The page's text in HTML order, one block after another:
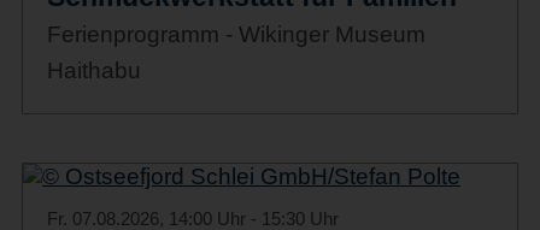
Ferienprogramm - Wikinger Museum
Haithabu
Fr. 07.08.2026, 14:00 Uhr - 15:30 Uhr